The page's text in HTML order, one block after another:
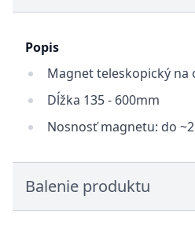
Popis
Magnet teleskopický
Dĺžka 135 - 600mm
Nosnosť magnetu: do
Balenie produktu